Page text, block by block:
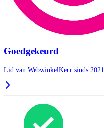
Goedgekeurd
Lid van WebwinkelKeur sinds 2021